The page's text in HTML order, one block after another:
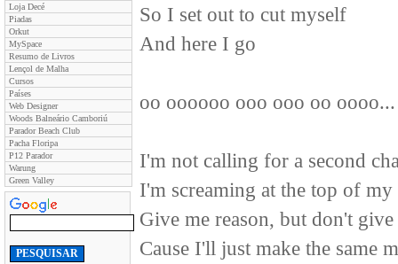
Loja Decé
Piadas
Orkut
MySpace
Resumo de Livros
Lençol de Malha
Cursos
Países
Web Designer
Woods Balneário Camboriú
Parador Beach Club
Pacha Floripa
P12 Parador
Warung
Green Valley
So I set out to cut myself
And here I go
oo oooooo ooo ooo oo oooo...
I'm not calling for a second
I'm screaming at the top of
Give me reason, but don't
Cause I'll just make the same